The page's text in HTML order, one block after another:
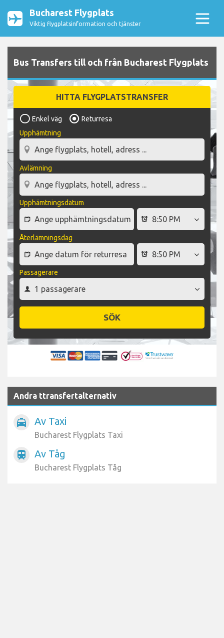
Bucharest Flygplats
Viktig flygplatsinformation och tjänster
Bus Transfers till och från Bucharest Flygplats
HITTA FLYGPLATSTRANSFER
Enkel väg
Returresa
Upphämtning
Avlämning
Upphämtningsdatum
Återlämningsdag
Passagerare
SÖK
Andra ttransfertalternativ
local_taxi Av Taxi
Bucharest Flygplats Taxi
train Av Tåg
Bucharest Flygplats Tåg